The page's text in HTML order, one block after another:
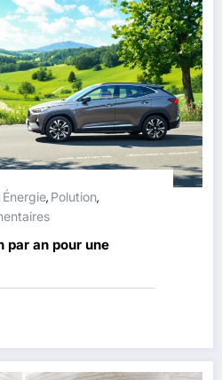
Énergie, Polution,
par an pour une